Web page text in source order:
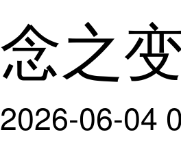
念之
2026-06-04